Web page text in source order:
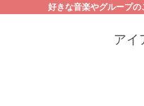
好きな音楽やグループの
アイ